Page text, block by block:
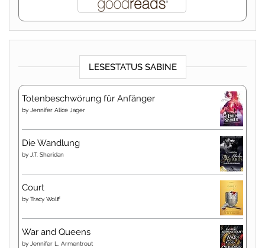
LESESTATUS SABINE
Totenbeschwörung für Anfänger
by Jennifer Alice Jager
Die Wandlung
by J.T. Sheridan
Court
by Tracy Wolff
War and Queens
by Jennifer L. Armentrout